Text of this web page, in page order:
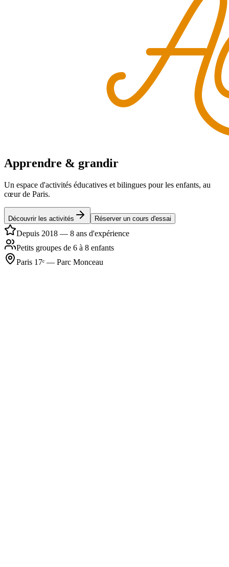
Apprendre & grandir
Un espace d'activités éducatives et bilingues pour les enfants, au
cœur de Paris.
Découvrir les activités Réserver un cours d'essai
Depuis 2018 — 8 ans d'expérience
Petits groupes de 6 à 8 enfants
Paris 17ᵉ — Parc Monceau